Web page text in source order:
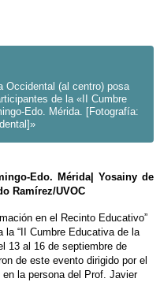
Occidental (al centro) posa
de la «II Cumbre
Edo. Mérida. [Fotografía:
Edo. Mérida| Yosainy de
Ramírez/UVOC
en el Recinto Educativo”
la “II Cumbre Educativa de la
13 al 16 de septiembre de
de este evento dirigido por el
la persona del Prof. Javier